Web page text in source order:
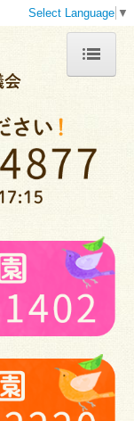
Select Language ▼